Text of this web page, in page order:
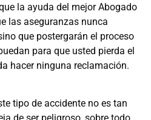
la ayuda del mejor Abogado
las aseguranzas nunca
que postergarán el proceso
para que usted pierda el
hacer ninguna reclamación.
tipo de accidente no es tan